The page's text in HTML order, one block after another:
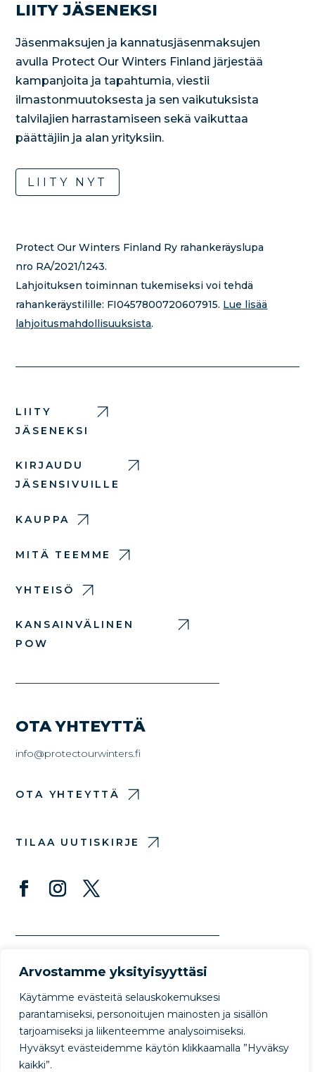
Arvostamme yksityisyyttäsi
Käytämme evästeitä selauskokemuksesi
parantamiseksi, personoitujen mainosten ja sisällön
tarjoamiseksi ja liikenteemme analysoimiseksi.
Hyväksyt evästeidemme käytön klikkaamalla ”Hyväksy
kaikki”.
LIITY JÄSENEKSI
Jäsenmaksujen ja kannatusjäsenmaksujen
avulla Protect Our Winters Finland järjestää
kampanjoita ja tapahtumia, viestii
ilmastonmuutoksesta ja sen vaikutuksista
talvilajien harrastamiseen sekä vaikuttaa
päättäjiin ja alan yrityksiin.
LIITY NYT
Protect Our Winters Finland Ry rahankeräyslupa
nro RA/2021/1243.
Lahjoituksen toiminnan tukemiseksi voi tehdä
rahankeräystilille: FI0457800720607915. Lue lisää
lahjoitusmahdollisuuksista.
LIITY
JÄSENEKSI
KIRJAUDU
JÄSENSIVUILLE
KAUPPA
MITÄ TEEMME
YHTEISÖ
KANSAINVÄLINEN
POW
OTA YHTEYTTÄ
info@protectourwinters.fi
OTA YHTEYTTÄ
TILAA UUTISKIRJE
© Copyright Protect Our Winters 2022
Privacy Policy